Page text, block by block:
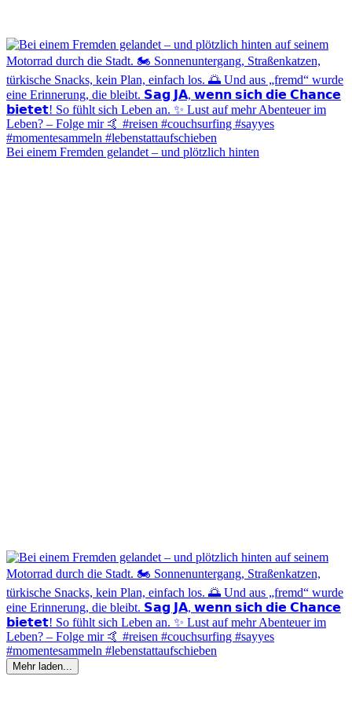
Bei einem Fremden gelandet – und plötzlich hinten
Mehr laden...